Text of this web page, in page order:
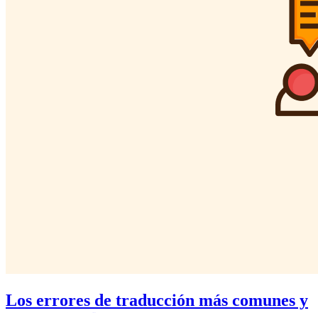
Los errores de traducción más comunes y